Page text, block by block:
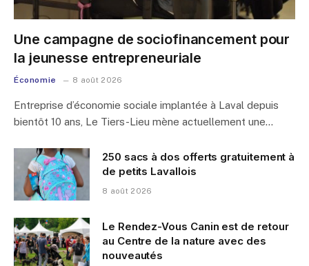
Une campagne de sociofinancement pour
la jeunesse entrepreneuriale
Économie 8 août 2026
Entreprise d’économie sociale implantée à Laval depuis
bientôt 10 ans, Le Tiers-Lieu mène actuellement une…
250 sacs à dos offerts gratuitement à
de petits Lavallois
8 août 2026
Le Rendez-Vous Canin est de retour
au Centre de la nature avec des
nouveautés